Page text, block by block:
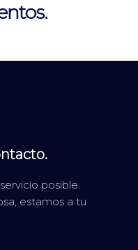
posible.
estamos a tu